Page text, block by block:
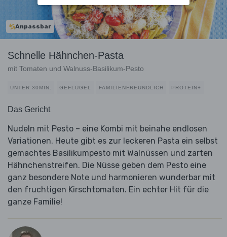
Anpassbar
Schnelle Hähnchen-Pasta
mit Tomaten und Walnuss-Basilikum-Pesto
UNTER 30MIN. GEFLÜGEL FAMILIENFREUNDLICH PROTEIN+
Das Gericht
Nudeln mit Pesto – eine Kombi mit beinahe endlosen
Variationen. Heute gibt es zur leckeren Pasta ein selbst
gemachtes Basilikumpesto mit Walnüssen und zarten
Hähnchenstreifen. Die Nüsse geben dem Pesto eine
ganz besondere Note und harmonieren wunderbar mit
den fruchtigen Kirschtomaten. Ein echter Hit für die
ganze Familie!